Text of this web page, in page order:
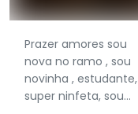
Prazer amores sou
nova no ramo , sou
novinha , estudante,
super ninfeta, sou...